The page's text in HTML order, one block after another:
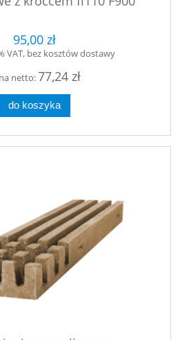
95,00 zł
VAT, bez kosztów dostawy
netto:77,24 zł
do koszyka